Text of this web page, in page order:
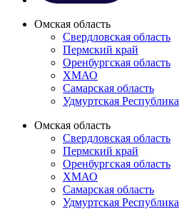
Омская область
Свердловская область
Пермский край
Оренбургская область
ХМАО
Самарская область
Удмуртская Республика
Омская область
Свердловская область
Пермский край
Оренбургская область
ХМАО
Самарская область
Удмуртская Республика